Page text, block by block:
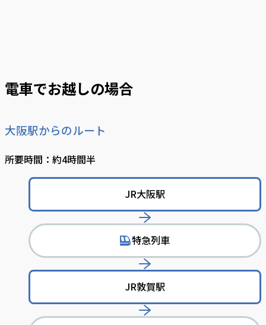
電車でお越しの場合
大阪駅からのルート
所要時間：約4時間半
JR大阪駅
特急列車
で
移
動
JR敦賀駅